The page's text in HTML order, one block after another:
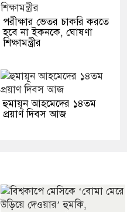
পরীক্ষার ভেতর চাকরি করতে
হবে না ইকনকে, ঘোষণা
শিক্ষামন্ত্রীর
হুমায়ূন আহমেদের ১৪তম
প্রয়াণ দিবস আজ